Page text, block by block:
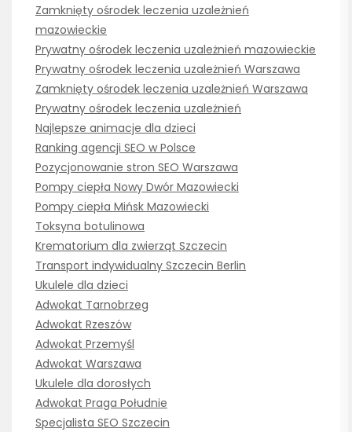
Zamknięty ośrodek leczenia uzależnień
mazowieckie
Prywatny ośrodek leczenia uzależnień mazowieckie
Prywatny ośrodek leczenia uzależnień Warszawa
Zamknięty ośrodek leczenia uzależnień Warszawa
Prywatny ośrodek leczenia uzależnień
Najlepsze animacje dla dzieci
Ranking agencji SEO w Polsce
Pozycjonowanie stron SEO Warszawa
Pompy ciepła Nowy Dwór Mazowiecki
Pompy ciepła Mińsk Mazowiecki
Toksyna botulinowa
Krematorium dla zwierząt Szczecin
Transport indywidualny Szczecin Berlin
Ukulele dla dzieci
Adwokat Tarnobrzeg
Adwokat Rzeszów
Adwokat Przemyśl
Adwokat Warszawa
Ukulele dla dorosłych
Adwokat Praga Południe
Specjalista SEO Szczecin